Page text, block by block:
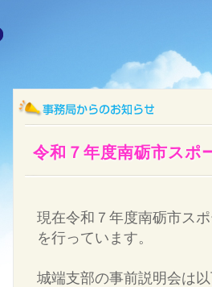
令和７年度南砺市スポ
現在令和７年度南砺市ス
を行っています。
城端支部の事前説明会は